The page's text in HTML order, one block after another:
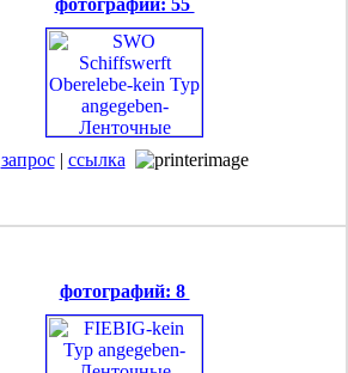
фотографий: 55
запрос| ссылка
фотографий: 8